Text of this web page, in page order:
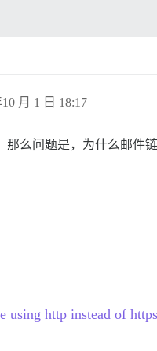
月 1 日 18:17
那么问题是，为什么邮件
using http instead of https